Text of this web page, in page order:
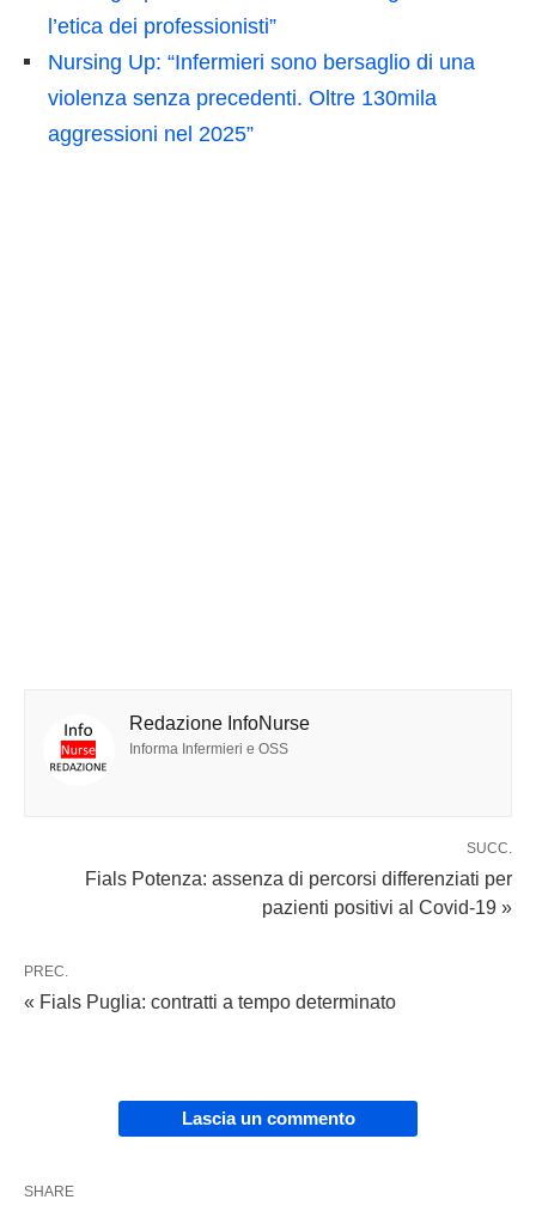
l’etica dei professionisti”
Nursing Up: “Infermieri sono bersaglio di una
violenza senza precedenti. Oltre 130mila
aggressioni nel 2025”
Redazione InfoNurse
Informa Infermieri e OSS
SUCC.
Fials Potenza: assenza di percorsi differenziati per
pazienti positivi al Covid-19 »
PREC.
« Fials Puglia: contratti a tempo determinato
Lascia un commento
SHARE